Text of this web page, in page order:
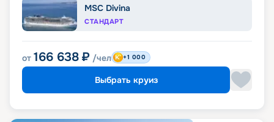
MSC Divina
СТАНДАРТ
от 166 638 ₽ /чел +1 000
Выбрать круиз